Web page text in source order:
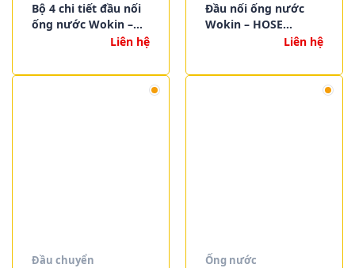
Bộ 4 chi tiết đầu nối
ống nước Wokin –
Liên hệ
Đầu nối ống nước
Wokin – HOSE
Liên hệ
Đầu chuyển Ống nước